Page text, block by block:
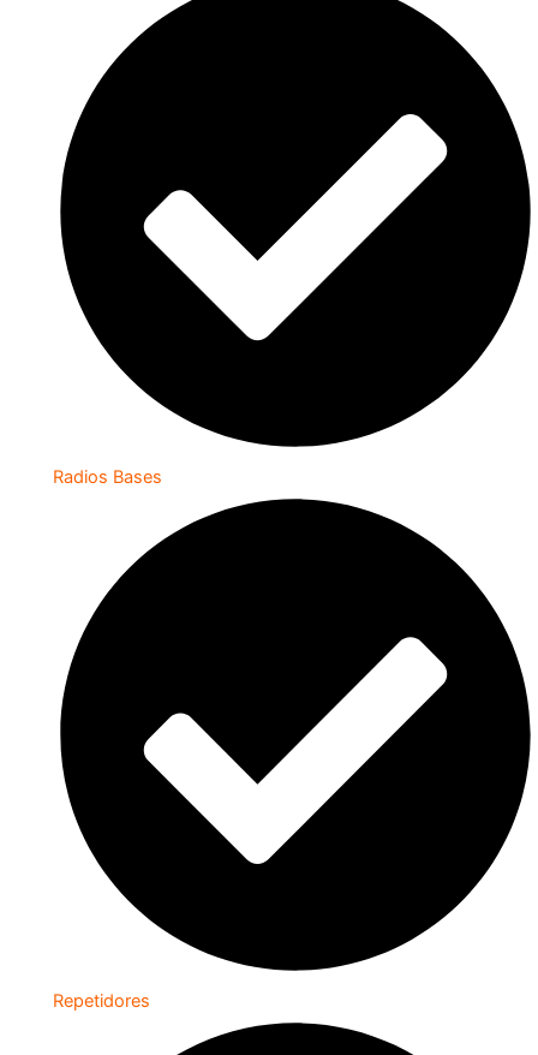
Radios Bases
Repetidores